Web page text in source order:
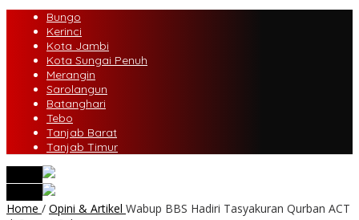
Bungo
Kerinci
Kota Jambi
Kota Sungai Penuh
Merangin
Sarolangun
Batanghari
Tebo
Tanjab Barat
Tanjab Timur
Home / Opini & Artikel Wabup BBS Hadiri Tasyakuran Qurban ACT